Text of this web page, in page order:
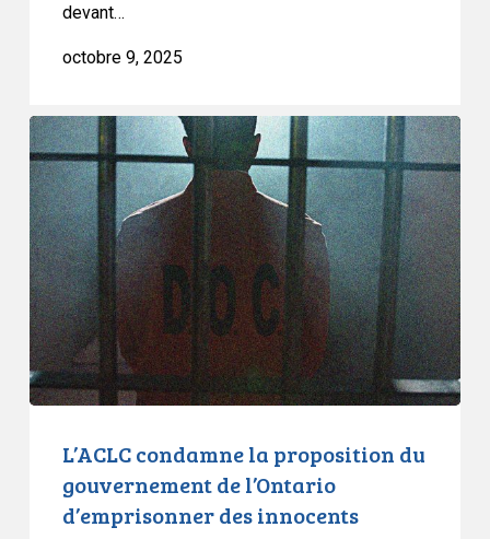
de
cautionnement
devant…
octobre 9, 2025
L’ACLC
condamne
la
proposition
du
gouvernement
de
l’Ontario
d’emprisonner
des
innocents
L’ACLC condamne la proposition du
gouvernement de l’Ontario
d’emprisonner des innocents